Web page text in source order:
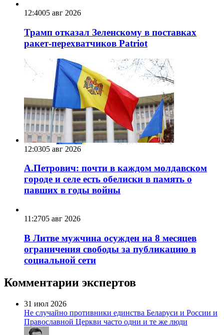
12:4005 авг 2026
Трамп отказал Зеленскому в поставках
ракет-перехватчиков Patriot
12:0305 авг 2026
А.Петрович: почти в каждом молдавском
городе и селе есть обелиски в память о
павших в годы войны
11:2705 авг 2026
В Литве мужчина осужден на 8 месяцев
ограничения свободы за публикацию в
социальной сети
Комментарии экспертов
31 июл 2026
Не случайно противники единства Беларуси и России и
Православной Церкви часто одни и те же люди